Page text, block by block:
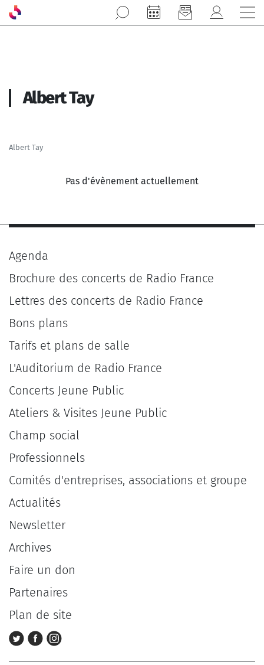
Aller au contenu principal
Albert Tay
Albert Tay
Pas d'évènement actuellement
Agenda
Brochure des concerts de Radio France
Lettres des concerts de Radio France
Bons plans
Tarifs et plans de salle
L'Auditorium de Radio France
Concerts Jeune Public
Ateliers & Visites Jeune Public
Champ social
Professionnels
Comités d'entreprises, associations et groupe
Actualités
Newsletter
Archives
Faire un don
Partenaires
Plan de site